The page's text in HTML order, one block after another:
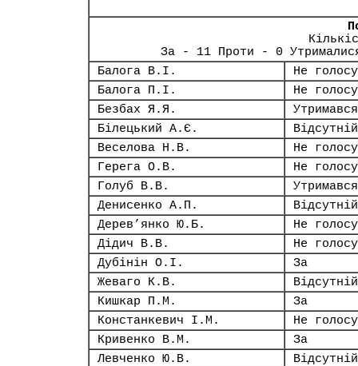
За - 11 Проти - 0
Балога В.І.
Не
Балога П.І.
Не
Безбах Я.Я.
Утримався
Білецький А.Є.
Відсутній
Веселова Н.В.
Не
Герега О.В.
Не
Голуб В.В.
Утримався
Денисенко А.П.
Відсутній
Дерев’янко Ю.Б.
Не
Дідич В.В.
Не
Дубінін О.І.
За
Жеваго К.В.
Відсутній
Кишкар П.М.
За
Констанкевич І.М.
Не
Кривенко В.М.
За
Левченко Ю.В.
Відсутній